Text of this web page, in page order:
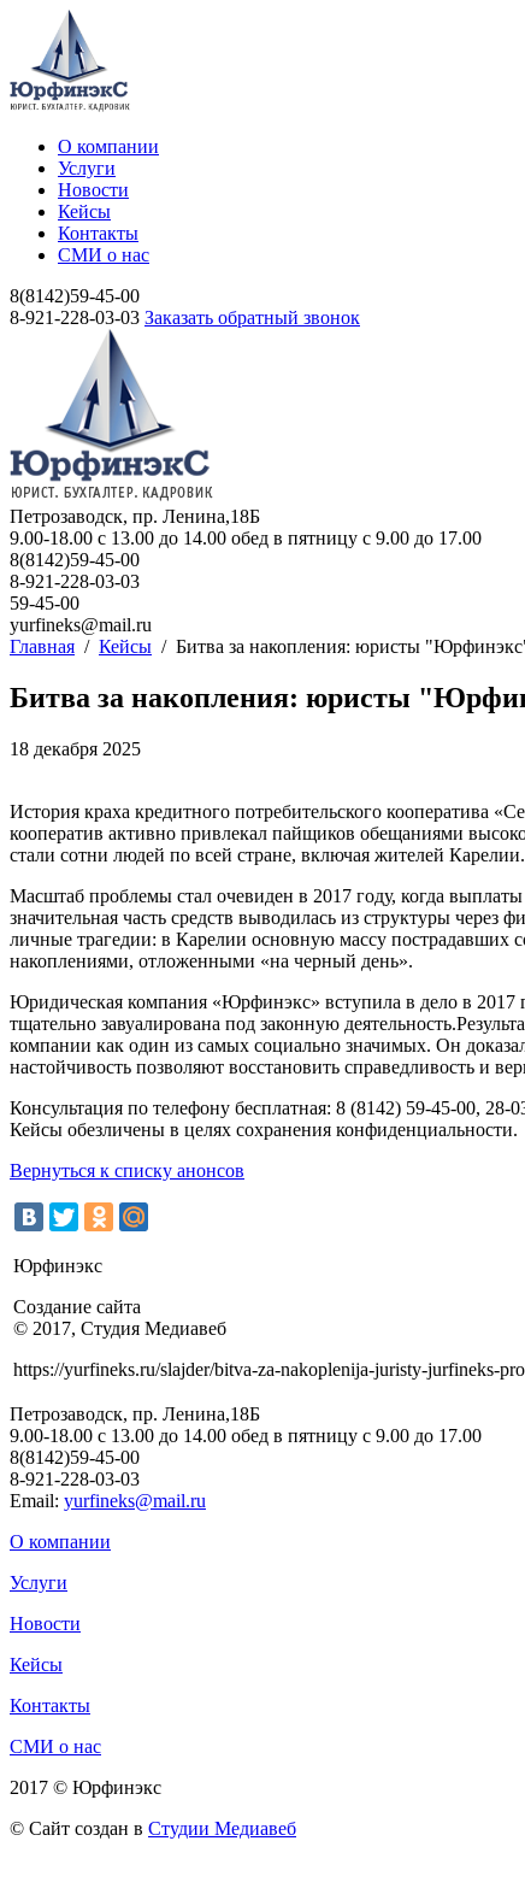
О компании
Услуги
Новости
Кейсы
Контакты
СМИ о нас
8(8142)59-45-00
8-921-228-03-03 Заказать обратный звонок
Петрозаводск, пр. Ленина,18Б
9.00-18.00 c 13.00 до 14.00 обед в пятницу с 9.00 до 17.00
8(8142)59-45-00
8-921-228-03-03
59-45-00
yurfineks@mail.ru
Главная / Кейсы / Битва за накопления: юристы
Битва за накопления: юристы
18 декабря 2025
История краха кредитного потребительского кооператива
кооператив активно привлекал пайщиков обещаниями
стали сотни людей по всей стране, включая жителей Карелии.
Масштаб проблемы стал очевиден в 2017 году, когда
значительная часть средств выводилась из структуры
личные трагедии: в Карелии основную массу
накоплениями, отложенными «на черный день».
Юридическая компания «Юрфинэкс» вступила в дело в 2017
тщательно завуалирована под законную деятельность.
компании как один из самых социально значимых. Он
настойчивость позволяют восстановить справедливость и
Консультация по телефону бесплатная: 8 (8142) 59-45-00, 28-
Кейсы обезличены в целях сохранения конфиденциальности.
Вернуться к списку анонсов
Юрфинэкс
Создание сайта
© 2017, Студия Медиавеб
https://yurfineks.ru/slajder/bitva-za-nakoplenija-juristy-jurfineks-
Петрозаводск, пр. Ленина,18Б
9.00-18.00 c 13.00 до 14.00 обед в пятницу с 9.00 до 17.00
8(8142)59-45-00
8-921-228-03-03
Email: yurfineks@mail.ru
О компании
Услуги
Новости
Кейсы
Контакты
СМИ о нас
2017 © Юрфинэкс
© Сайт создан в Студии Медиавеб